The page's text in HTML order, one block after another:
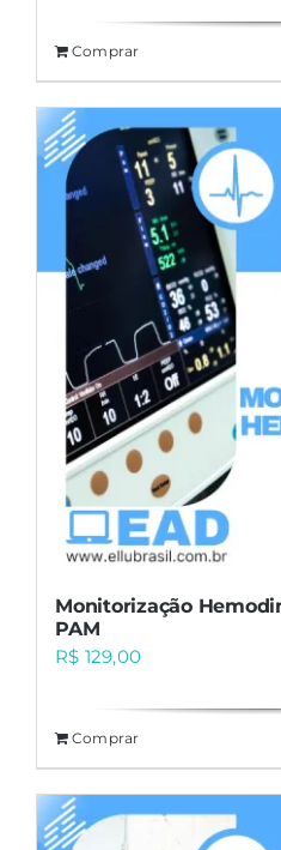
Comprar
Monitorização
PAM
R$ 129,00
Comprar